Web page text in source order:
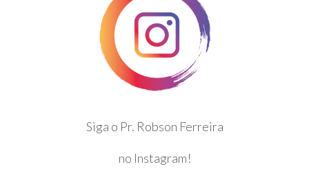
Siga o Pr. Robson Ferreira
no Instagram!